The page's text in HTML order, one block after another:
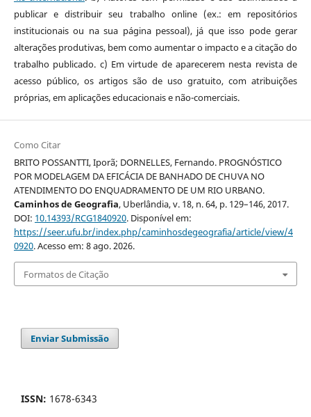
publicar e distribuir seu trabalho online (ex.: em repositórios
institucionais ou na sua página pessoal), já que isso pode gerar
alterações produtivas, bem como aumentar o impacto e a citação do
trabalho publicado. c) Em virtude de aparecerem nesta revista de
acesso público, os artigos são de uso gratuito, com atribuições
próprias, em aplicações educacionais e não-comerciais.
Como Citar
BRITO POSSANTTI, Iporã; DORNELLES, Fernando. PROGNÓSTICO
POR MODELAGEM DA EFICÁCIA DE BANHADO DE CHUVA NO
ATENDIMENTO DO ENQUADRAMENTO DE UM RIO URBANO.
Caminhos de Geografia, Uberlândia, v. 18, n. 64, p. 129–146, 2017.
DOI: 10.14393/RCG1840920. Disponível em:
https://seer.ufu.br/index.php/caminhosdegeografia/article/view/4
0920. Acesso em: 8 ago. 2026.
Formatos de Citação
Enviar Submissão
ISSN: 1678-6343